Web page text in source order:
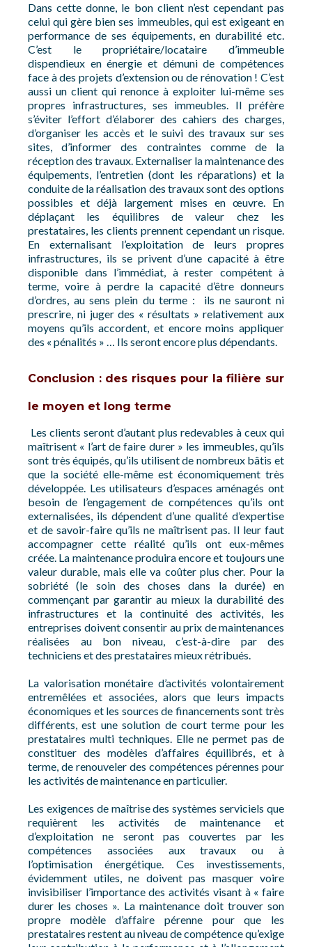
Dans cette donne, le bon client n’est cependant pas
celui qui gère bien ses immeubles, qui est exigeant en
performance de ses équipements, en durabilité etc.
C’est le propriétaire/locataire d’immeuble
dispendieux en énergie et démuni de compétences
face à des projets d’extension ou de rénovation ! C’est
aussi un client qui renonce à exploiter lui-même ses
propres infrastructures, ses immeubles. Il préfère
s’éviter l’effort d’élaborer des cahiers des charges,
d’organiser les accès et le suivi des travaux sur ses
sites, d’informer des contraintes comme de la
réception des travaux. Externaliser la maintenance des
équipements, l’entretien (dont les réparations) et la
conduite de la réalisation des travaux sont des options
possibles et déjà largement mises en œuvre. En
déplaçant les équilibres de valeur chez les
prestataires, les clients prennent cependant un risque.
En externalisant l’exploitation de leurs propres
infrastructures, ils se privent d’une capacité à être
disponible dans l’immédiat, à rester compétent à
terme, voire à perdre la capacité d’être donneurs
d’ordres, au sens plein du terme : ils ne sauront ni
prescrire, ni juger des « résultats » relativement aux
moyens qu’ils accordent, et encore moins appliquer
des « pénalités » … Ils seront encore plus dépendants.
Conclusion : des risques pour la filière sur
le moyen et long terme
Les clients seront d’autant plus redevables à ceux qui
maîtrisent « l’art de faire durer » les immeubles, qu’ils
sont très équipés, qu’ils utilisent de nombreux bâtis et
que la société elle-même est économiquement très
développée. Les utilisateurs d’espaces aménagés ont
besoin de l’engagement de compétences qu’ils ont
externalisées, ils dépendent d’une qualité d’expertise
et de savoir-faire qu’ils ne maîtrisent pas. Il leur faut
accompagner cette réalité qu’ils ont eux-mêmes
créée. La maintenance produira encore et toujours une
valeur durable, mais elle va coûter plus cher. Pour la
sobriété (le soin des choses dans la durée) en
commençant par garantir au mieux la durabilité des
infrastructures et la continuité des activités, les
entreprises doivent consentir au prix de maintenances
réalisées au bon niveau, c’est-à-dire par des
techniciens et des prestataires mieux rétribués.
La valorisation monétaire d’activités volontairement
entremêlées et associées, alors que leurs impacts
économiques et les sources de financements sont très
différents, est une solution de court terme pour les
prestataires multi techniques. Elle ne permet pas de
constituer des modèles d’affaires équilibrés, et à
terme, de renouveler des compétences pérennes pour
les activités de maintenance en particulier.
Les exigences de maîtrise des systèmes serviciels que
requièrent les activités de maintenance et
d’exploitation ne seront pas couvertes par les
compétences associées aux travaux ou à
l’optimisation énergétique. Ces investissements,
évidemment utiles, ne doivent pas masquer voire
invisibiliser l’importance des activités visant à « faire
durer les choses ». La maintenance doit trouver son
propre modèle d’affaire pérenne pour que les
prestataires restent au niveau de compétence qu’exige